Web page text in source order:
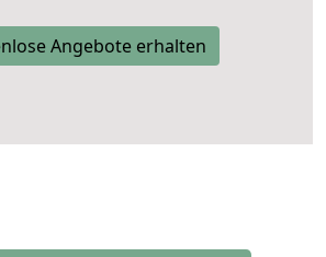
Angebote erhalten